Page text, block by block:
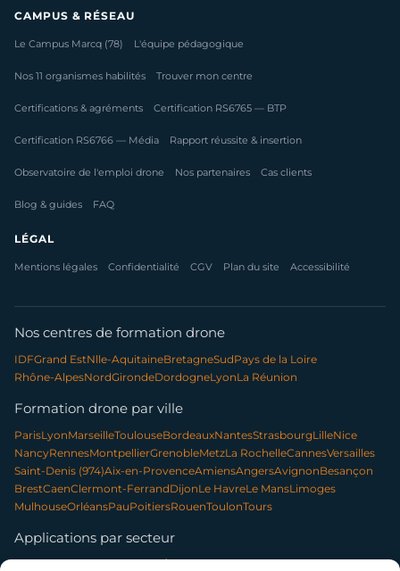
CAMPUS & RÉSEAU
Le Campus Marcq (78) L'équipe pédagogique
Nos 11 organismes habilités Trouver mon centre
Certifications & agréments Certification RS6765 — BTP
Certification RS6766 — Média Rapport réussite & insertion
Observatoire de l'emploi drone Nos partenaires Cas clients
Blog & guides FAQ
LÉGAL
Mentions légales Confidentialité CGV Plan du site Accessibilité
Nos centres de formation drone
IDFGrand EstNlle-AquitaineBretagneSudPays de la Loire
Rhône-AlpesNordGirondeDordogneLyonLa Réunion
Formation drone par ville
ParisLyonMarseilleToulouseBordeauxNantesStrasbourgLilleNice
NancyRennesMontpellierGrenobleMetzLa RochelleCannesVersailles
Saint-Denis (974)Aix-en-ProvenceAmiensAngersAvignonBesançon
BrestCaenClermont-FerrandDijonLe HavreLe MansLimoges
MulhouseOrléansPauPoitiersRouenToulonTours
Applications par secteur